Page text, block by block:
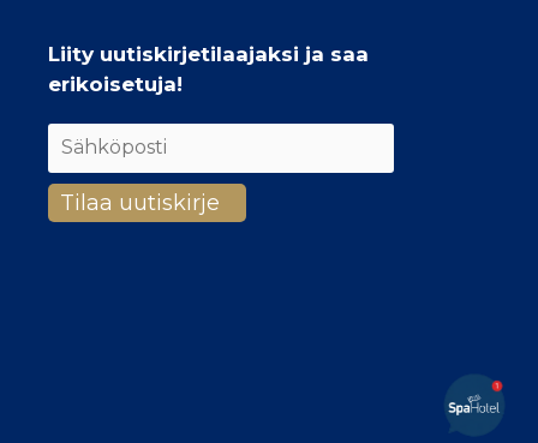
Liity uutiskirjetilaajaksi ja saa
erikoisetuja!